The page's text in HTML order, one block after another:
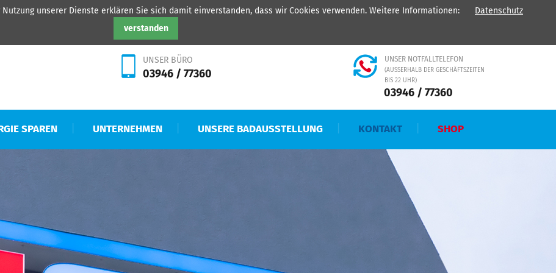
unserer Dienste erklären Sie sich damit einverstanden, dass wir Cookies verwenden. Weitere Informationen:
Datenschutz
verstanden
HEISAT Quedlinburg GmbH - Ihr Partner fürHeizung- Sanitär-Kälte- Elektro
UNSER NOTFALLTELEFON
(AUSSERHALB DER GESCHÄFTSZEITEN B
IS 22 UHR)
03946 / 77360
UNSER BÜRO
03946 / 77360
SPAREN UNTERNEHMEN UNSERE BADAUSSTELLUNG KONTAKT SHOP